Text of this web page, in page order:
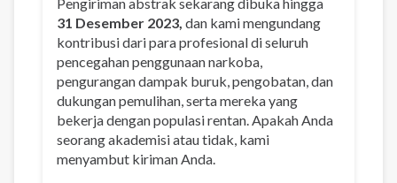
31 Desember 2023, dan kami mengundang
kontribusi dari para profesional di seluruh
pencegahan penggunaan narkoba,
pengurangan dampak buruk, pengobatan, dan
dukungan pemulihan, serta mereka yang
bekerja dengan populasi rentan. Apakah Anda
seorang akademisi atau tidak, kami
menyambut kiriman Anda.